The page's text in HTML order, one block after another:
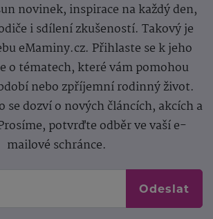
novinek, inspirace na každý den,
i sdílení zkušeností. Takový je
eMaminy.cz. Přihlaste se k jeho
o tématech, které vám pomohou
nebo zpříjemní rodinný život.
se dozví o nových článcích, akcích a
potvrďte odběr ve vaší e-
mailové schránce.
Odeslat